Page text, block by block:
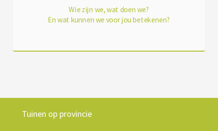
Wie zijn we, wat doen we?
En wat kunnen we voor jou betekenen?
Tuinen op provincie